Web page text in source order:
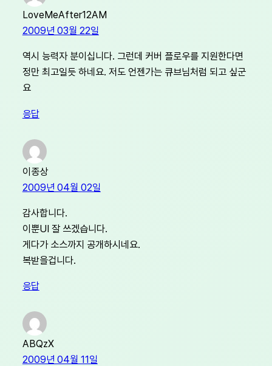
LoveMeAfter12AM
2009년 03월 22일
역시 능력자 분이십니다. 그런데 커버 플로우를 지원한다면
정만 최고일듯 하네요. 저도 언젠가는 큐브님처럼 되고 싶군
요
응답
이종상
2009년 04월 02일
감사합니다.
이뿐UI 잘 쓰겠습니다.
게다가 소스까지 공개하시네요.
복받을겁니다.
응답
ABQzX
2009년 04월 11일